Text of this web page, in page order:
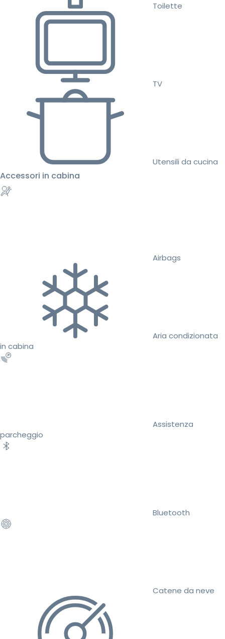
Toilette
TV
Utensili da cucina
Accessori in cabina
Airbags
Aria condizionata
in cabina
Assistenza
parcheggio
Bluetooth
Catene da neve